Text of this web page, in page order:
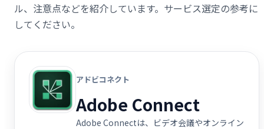
ル、注意点などを紹介しています。サービス選定の参考に
してください。
アドビコネクト
Adobe Connect
Adobe Connectは、ビデオ会議やオンライン